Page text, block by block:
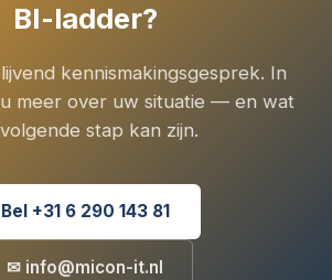
BI-ladder?
kennismakingsgesprek. In
meer over uw situatie — en wat
stap kan zijn.
Bel +31 6 290 143 81
✉ info@micon-it.nl